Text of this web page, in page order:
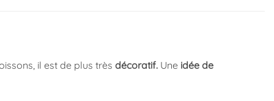
il est de plus très décoratif.Une idée de